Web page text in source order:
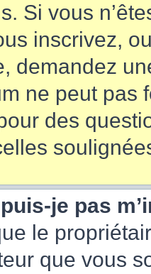
Si vous
inscrivez,
demandez
ne peut
des
je pas
le
que vous